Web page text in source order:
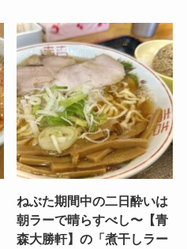
ねぶた期間中の二日酔いは
朝ラーで晴らすべし〜【青
森大勝軒】の「煮干しラー